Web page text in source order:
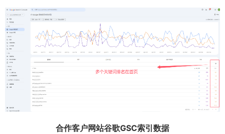
合作客户网站谷歌GSC索引数据